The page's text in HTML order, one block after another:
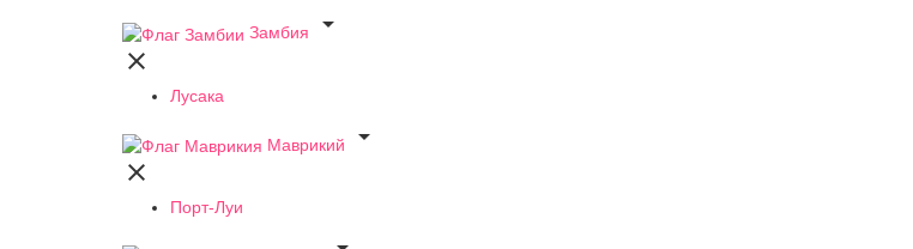
Замбия


Лусака
Маврикий


Порт-Луи